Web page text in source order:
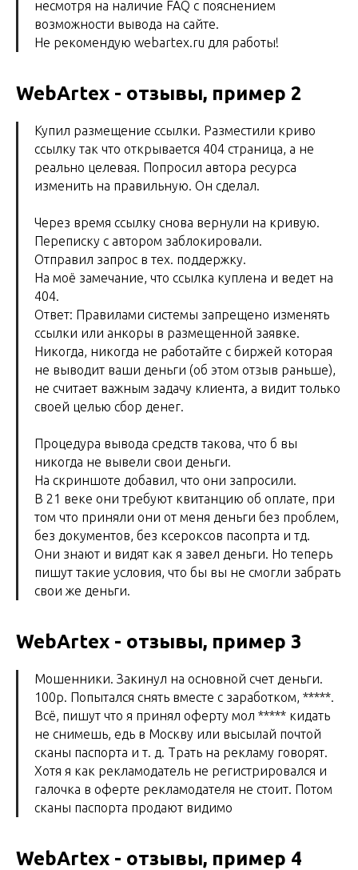
несмотря на наличие FAQ с пояснением
возможности вывода на сайте.
Не рекомендую webartex.ru для работы!
WebArtex - отзывы, пример 2
Купил размещение ссылки. Разместили криво
ссылку так что открывается 404 страница, а не
реально целевая. Попросил автора ресурса
изменить на правильную. Он сделал.
Через время ссылку снова вернули на кривую.
Переписку с автором заблокировали.
Отправил запрос в тех. поддержку.
На моё замечание, что ссылка куплена и ведет на
404.
Ответ: Правилами системы запрещено изменять
ссылки или анкоры в размещенной заявке.
Никогда, никогда не работайте с биржей которая
не выводит ваши деньги (об этом отзыв раньше),
не считает важным задачу клиента, а видит только
своей целью сбор денег.
Процедура вывода средств такова, что б вы
никогда не вывели свои деньги.
На скриншоте добавил, что они запросили.
В 21 веке они требуют квитанцию об оплате, при
том что приняли они от меня деньги без проблем,
без документов, без ксероксов пасопрта и тд.
Они знают и видят как я завел деньги. Но теперь
пишут такие условия, что бы вы не смогли забрать
свои же деньги.
WebArtex - отзывы, пример 3
Мошенники. Закинул на основной счет деньги.
100р. Попытался снять вместе с заработком, *****.
Всё, пишут что я принял оферту мол ***** кидать
не снимешь, едь в Москву или высылай почтой
сканы паспорта и т. д. Трать на рекламу говорят.
Хотя я как рекламодатель не регистрировался и
галочка в оферте рекламодателя не стоит. Потом
сканы паспорта продают видимо
WebArtex - отзывы, пример 4